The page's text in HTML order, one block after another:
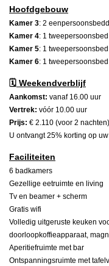
Hoofdgebouw
Kamer 3: 2
Kamer 4: 1
Kamer 5: 1
Kamer 6: 1 tweepersoonsbed
🗓️ Weekendverblijf
Aankomst: vanaf 16.00 uur
Vertrek: vóór 10.00 uur
Prijs: € 2.110 (voor 2
U ontvangt 25% korting op
Faciliteiten
6 badkamers
Gezellige eetruimte en living
Tv en beamer + scherm
Gratis wifi
Volledig uitgeruste keuken
doorloopkoffieapparaat,
Aperitiefruimte met bar
Ontspanningsruimte met